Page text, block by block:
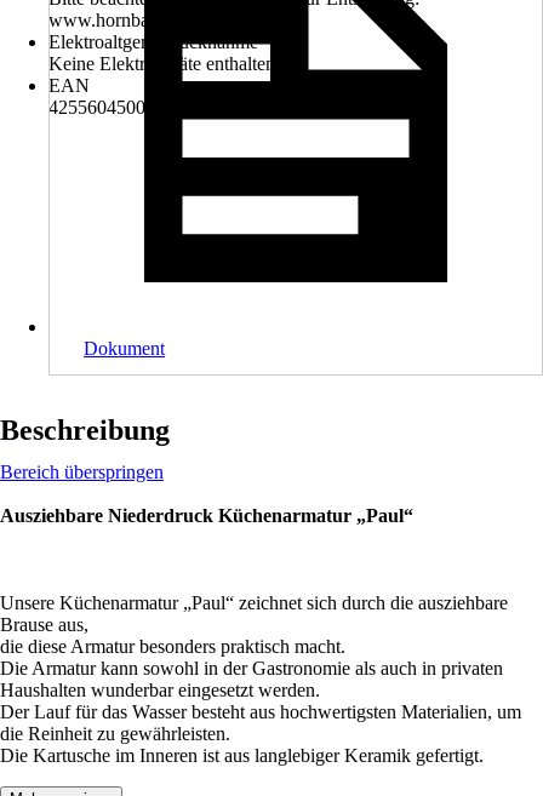
www.hornbach.de/entsorgung
Elektroaltgerät-Rücknahme
Keine Elektrogeräte enthalten
EAN
4255604500487
Dokument
Beschreibung
Bereich überspringen
Ausziehbare Niederdruck Küchenarmatur „Paul“
Unsere Küchenarmatur „Paul“ zeichnet sich durch die ausziehbare
Brause aus,
die diese Armatur besonders praktisch macht.
Die Armatur kann sowohl in der Gastronomie als auch in privaten
Haushalten wunderbar eingesetzt werden.
Der Lauf für das Wasser besteht aus hochwertigsten Materialien, um
die Reinheit zu gewährleisten.
Die Kartusche im Inneren ist aus langlebiger Keramik gefertigt.